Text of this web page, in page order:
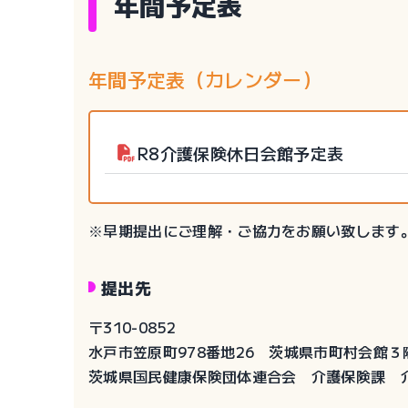
年間予定表（カレンダー）
R8介護保険休日会館予定表
※早期提出にご理解・ご協力をお願い致します。
提出先
〒310-0852
水戸市笠原町978番地26 茨城県市町村会館３
茨城県国民健康保険団体連合会 介護保険課